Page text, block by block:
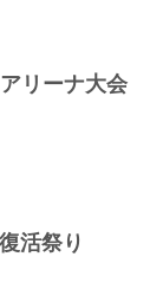
リーナ大会
活祭り